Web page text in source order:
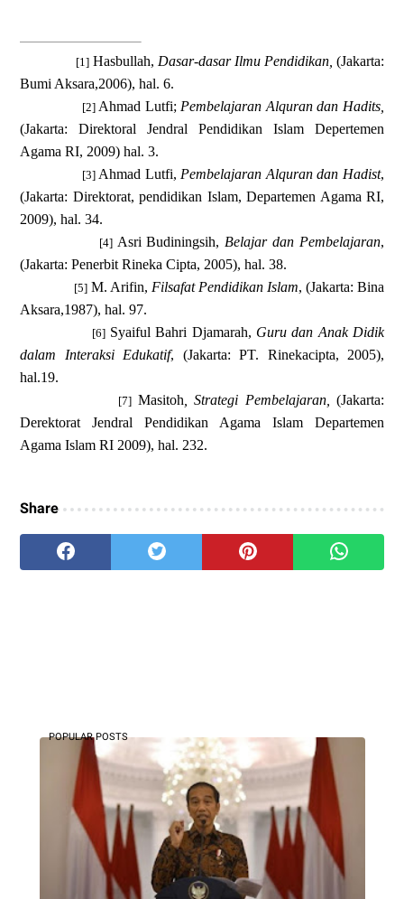
[1]Hasbullah, Dasar-dasar Ilmu Pendidikan, (Jakarta:
Bumi Aksara,2006), hal. 6.
[2]Ahmad Lutfi; Pembelajaran Alquran dan Hadits,
(Jakarta: Direktoral Jendral Pendidikan Islam Depertemen
Agama RI, 2009) hal. 3.
[3]Ahmad Lutfi, Pembelajaran Alquran dan Hadist,
(Jakarta: Direktorat, pendidikan Islam, Departemen Agama RI,
2009), hal. 34.
[4]Asri Budiningsih, Belajar dan Pembelajaran,
(Jakarta: Penerbit Rineka Cipta, 2005), hal. 38.
[5] M. Arifin, Filsafat Pendidikan Islam, (Jakarta: Bina
Aksara,1987), hal. 97.
[6]Syaiful Bahri Djamarah, Guru dan Anak Didik
dalam Interaksi Edukatif, (Jakarta: PT. Rinekacipta, 2005),
hal.19.
[7]Masitoh , Strategi Pembelajaran,
(Jakarta:
Derektorat Jendral Pendidikan Agama Islam Departemen
Agama Islam RI 2009), hal. 232.
Share
POPULAR POSTS